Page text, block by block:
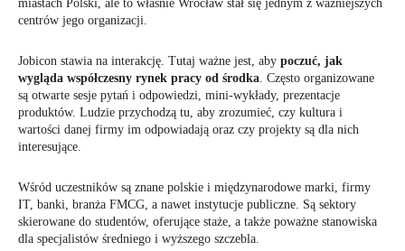
miastach Polski, ale to właśnie Wrocław stał się jednym z ważniejszych
centrów jego organizacji.
Jobicon stawia na interakcję. Tutaj ważne jest, aby poczuć, jak
wygląda współczesny rynek pracy od środka. Często organizowane
są otwarte sesje pytań i odpowiedzi, mini-wykłady, prezentacje
produktów. Ludzie przychodzą tu, aby zrozumieć, czy kultura i
wartości danej firmy im odpowiadają oraz czy projekty są dla nich
interesujące.
Wśród uczestników są znane polskie i międzynarodowe marki, firmy
IT, banki, branża FMCG, a nawet instytucje publiczne. Są sektory
skierowane do studentów, oferujące staże, a także poważne stanowiska
dla specjalistów średniego i wyższego szczebla.